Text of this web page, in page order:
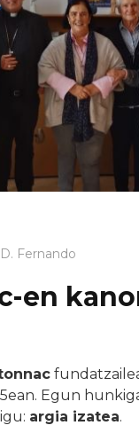
Fernando
en
Egun
argia izatea.